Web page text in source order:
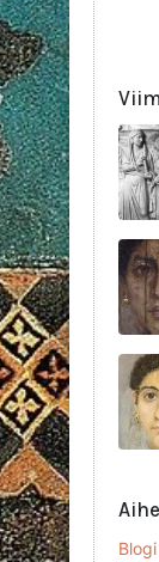
Blogi